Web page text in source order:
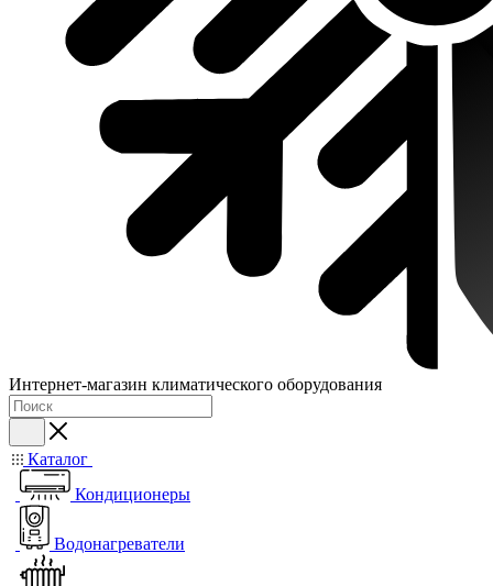
Интернет-магазин климатического оборудования
Каталог
Кондиционеры
Водонагреватели